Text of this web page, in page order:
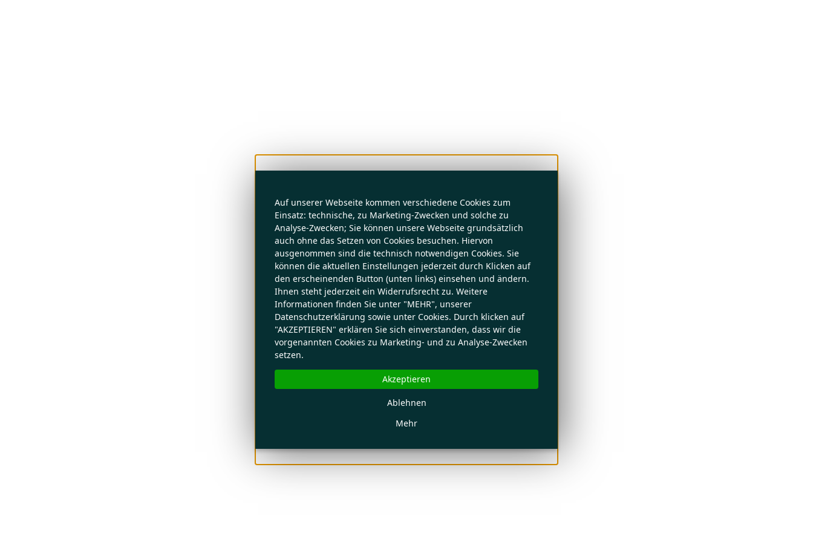
Auf unserer Webseite kommen verschiedene Cookies zum
Einsatz: technische, zu Marketing-Zwecken und solche zu
Analyse-Zwecken; Sie können unsere Webseite grundsätzlich
auch ohne das Setzen von Cookies besuchen. Hiervon
ausgenommen sind die technisch notwendigen Cookies. Sie
können die aktuellen Einstellungen jederzeit durch Klicken auf
den erscheinenden Button (unten links) einsehen und ändern.
Ihnen steht jederzeit ein Widerrufsrecht zu. Weitere
Informationen finden Sie unter "MEHR", unserer
Datenschutzerklärung sowie unter Cookies. Durch klicken auf
"AKZEPTIEREN" erklären Sie sich einverstanden, dass wir die
vorgenannten Cookies zu Marketing- und zu Analyse-Zwecken
setzen.
Mehr
Ablehnen
Akzeptieren